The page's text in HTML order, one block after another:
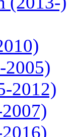
2005)
2012)